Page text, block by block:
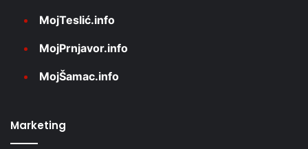
MojTeslić.info
MojPrnjavor.info
MojŠamac.info
Marketing